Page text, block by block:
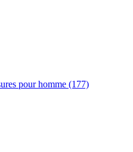
pour homme (177)